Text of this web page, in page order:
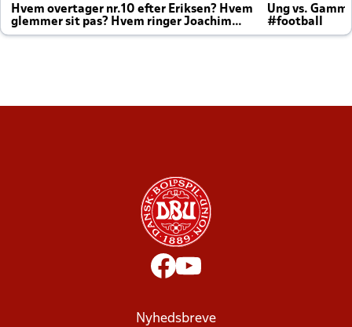
Hvem overtager nr.10 efter Eriksen? Hvem
glemmer sit pas? Hvem ringer Joachim
altid til efter kampe?
Ung vs.
#football
Nyhedsbreve